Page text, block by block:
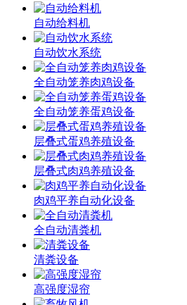
自动给料机
自动饮水系统
全自动笼养肉鸡设备
全自动笼养蛋鸡设备
层叠式蛋鸡养殖设备
层叠式肉鸡养殖设备
肉鸡平养自动化设备
全自动清粪机
清粪设备
高强度湿帘